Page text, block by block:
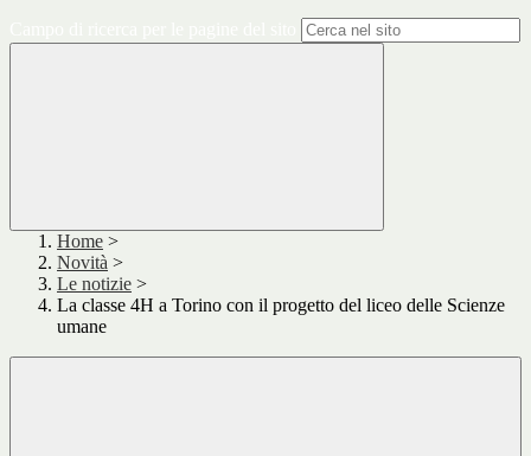
Home >
Novità >
Le notizie >
La classe 4H a Torino con il progetto del liceo delle Scienze
umane